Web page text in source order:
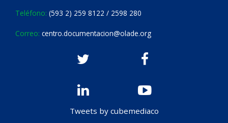
Teléfono: (593 2) 259 8122 / 2598 280
Correo: centro.documentacion@olade.org
Tweets by cubemediaco